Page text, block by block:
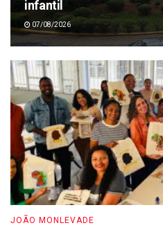
infantil
07/08/2026
JOÃO MONLEVADE